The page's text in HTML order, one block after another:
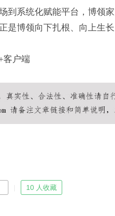
到系统化赋能平台，博领
是博领向下扎根、向上生
客户端
10 人收藏